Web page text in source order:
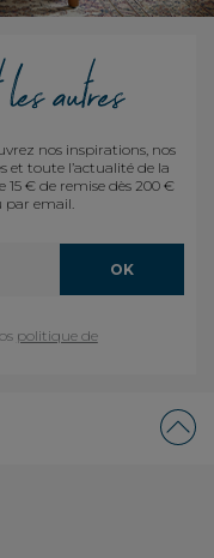
nos inspirations, nos
et toute l’actualité de la
15 € de remise dès 200 €
par email.
OK
politique de